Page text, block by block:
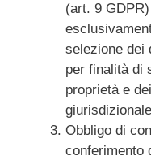
(art. 9
selezione dei
per finalità di
proprietà e
Obbligo di
conferimento